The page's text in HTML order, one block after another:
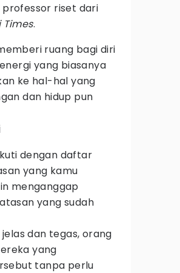
professor riset dari
Times.
ruang bagi diri
yang biasanya
ke hal-hal yang
dan hidup pun
dengan daftar
yang kamu
menganggap
yang sudah
dan tegas, orang
yang
tanpa perlu